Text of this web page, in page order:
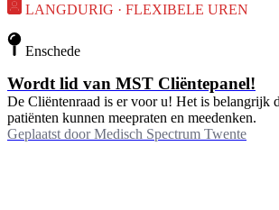
LANGDURIG · FLEXIBELE UREN
Enschede
Wordt lid van MST Cliëntepanel!
De Cliëntenraad is er voor u! Het is belangrijk
patiënten kunnen meepraten en meedenken.
Geplaatst door Medisch Spectrum Twente